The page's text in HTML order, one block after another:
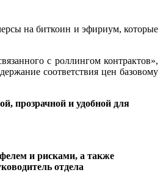
на биткоин и эфириум, которые
с роллингом контрактов»,
соответствия цен базовому
прозрачной и удобной для
и рисками, а также
отдела